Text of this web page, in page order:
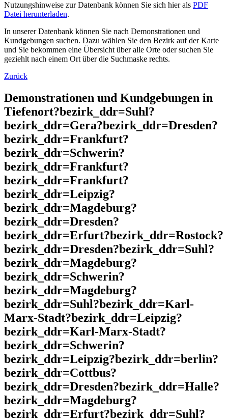
Nutzungshinweise zur Datenbank können Sie sich hier als PDF
Datei herunterladen.
In unserer Datenbank können Sie nach Demonstrationen und
Kundgebungen suchen. Dazu wählen Sie den Bezirk auf der Karte
und Sie bekommen eine Übersicht über alle Orte oder suchen Sie
geziehlt nach einem Ort über die Suchmaske rechts.
Zurück
Demonstrationen und Kundgebungen in
Tiefenort?bezirk_ddr=Suhl?
bezirk_ddr=Gera?bezirk_ddr=Dresden?
bezirk_ddr=Frankfurt?
bezirk_ddr=Schwerin?
bezirk_ddr=Frankfurt?
bezirk_ddr=Frankfurt?
bezirk_ddr=Leipzig?
bezirk_ddr=Magdeburg?
bezirk_ddr=Dresden?
bezirk_ddr=Erfurt?bezirk_ddr=Rostock?
bezirk_ddr=Dresden?bezirk_ddr=Suhl?
bezirk_ddr=Magdeburg?
bezirk_ddr=Schwerin?
bezirk_ddr=Magdeburg?
bezirk_ddr=Suhl?bezirk_ddr=Karl-
Marx-Stadt?bezirk_ddr=Leipzig?
bezirk_ddr=Karl-Marx-Stadt?
bezirk_ddr=Schwerin?
bezirk_ddr=Leipzig?bezirk_ddr=berlin?
bezirk_ddr=Cottbus?
bezirk_ddr=Dresden?bezirk_ddr=Halle?
bezirk_ddr=Magdeburg?
bezirk_ddr=Erfurt?bezirk_ddr=Suhl?